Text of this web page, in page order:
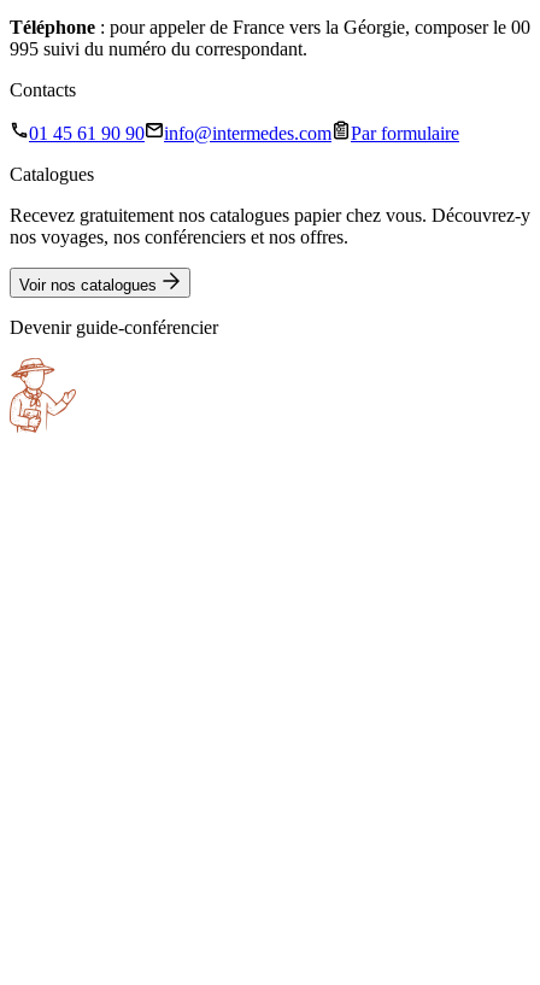
Téléphone : pour appeler de France vers la Géorgie, composer le 00
995 suivi du numéro du correspondant.
Contacts
01 45 61 90 90 info@intermedes.com
Par formulaire
Catalogues
Recevez gratuitement nos catalogues papier chez vous. Découvrez-y
nos voyages, nos conférenciers et nos offres.
Voir nos catalogues
Devenir guide-conférencier